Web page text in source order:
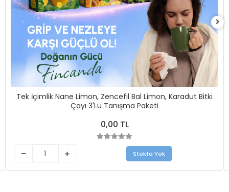
Tek İçimlik Nane Limon, Zencefil Bal Limon, Karadut Bitki
Çayı 3'Lü Tanışma Paketi
0,00 TL
Stokta Yok